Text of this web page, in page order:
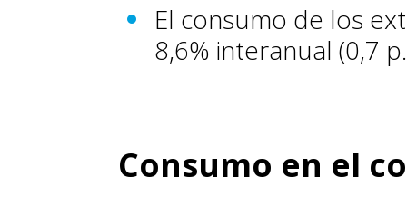
El consumo de los
8,6% interanual (0,7
Consumo en el